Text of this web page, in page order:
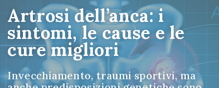
Artrosi dell’anca: i
sintomi, le cause e le
cure migliori
Invecchiamento, traumi sportivi, ma